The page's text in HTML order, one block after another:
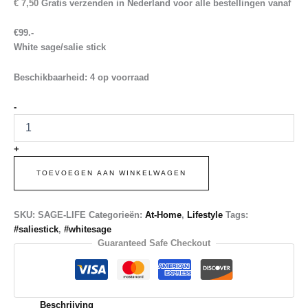
€ 7,50 Gratis verzenden in Nederland voor alle bestellingen vanaf
€99.-
White sage/salie stick
Beschikbaarheid: 4 op voorraad
-WHITE
aantal
+
TOEVOEGEN AAN WINKELWAGEN
SKU: SAGE-LIFE Categorieën: At-Home, Lifestyle Tags:
#saliestick, #whitesage
Guaranteed Safe Checkout
Beschrijving